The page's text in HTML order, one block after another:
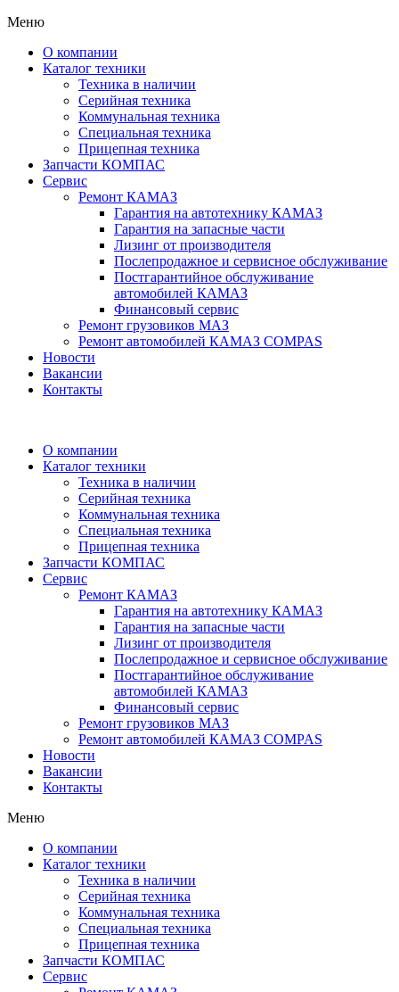
Меню
О компании
Каталог техники
Техника в наличии
Серийная техника
Коммунальная техника
Специальная техника
Прицепная техника
Запчасти КОМПАС
Сервис
Ремонт КАМАЗ
Гарантия на автотехнику КАМАЗ
Гарантия на запасные части
Лизинг от производителя
Послепродажное и сервисное обслуживание
Постгарантийное обслуживание
автомобилей КАМАЗ
Финансовый сервис
Ремонт грузовиков МАЗ
Ремонт автомобилей КАМАЗ COMPAS
Новости
Вакансии
Контакты
О компании
Каталог техники
Техника в наличии
Серийная техника
Коммунальная техника
Специальная техника
Прицепная техника
Запчасти КОМПАС
Сервис
Ремонт КАМАЗ
Гарантия на автотехнику КАМАЗ
Гарантия на запасные части
Лизинг от производителя
Послепродажное и сервисное обслуживание
Постгарантийное обслуживание
автомобилей КАМАЗ
Финансовый сервис
Ремонт грузовиков МАЗ
Ремонт автомобилей КАМАЗ COMPAS
Новости
Вакансии
Контакты
Меню
О компании
Каталог техники
Техника в наличии
Серийная техника
Коммунальная техника
Специальная техника
Прицепная техника
Запчасти КОМПАС
Сервис